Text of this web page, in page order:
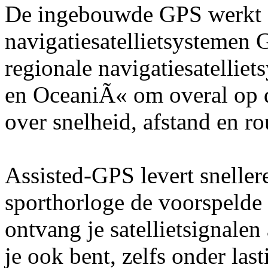
De ingebouwde GPS
navigatiesatellietsystemen
regionale
en OceaniÃ« om overal op
over snelheid, afstand en
Assisted-GPS levert
sporthorloge de
ontvang je
je ook bent, zelfs onder